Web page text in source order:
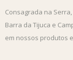
Consagrada na
Barra da Tijuca e
em nossos produtos